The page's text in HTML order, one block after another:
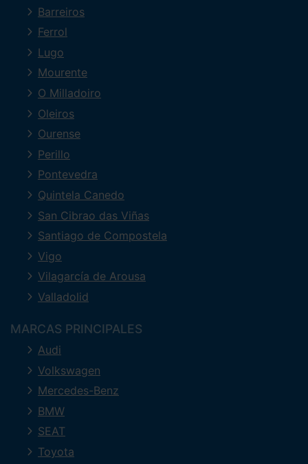
Barreiros
Ferrol
Lugo
Mourente
O Milladoiro
Oleiros
Ourense
Perillo
Pontevedra
Quintela Canedo
San Cibrao das Viñas
Santiago de Compostela
Vigo
Vilagarcía de Arousa
Valladolid
MARCAS PRINCIPALES
Audi
Volkswagen
Mercedes-Benz
BMW
SEAT
Toyota